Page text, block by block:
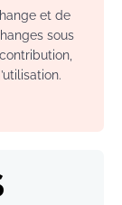
et de
sous